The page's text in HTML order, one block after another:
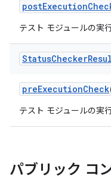
postExecution
テスト モジュールの実
StatusChecker
preExecutionCheck
テスト モジュールの実
パブリック コ